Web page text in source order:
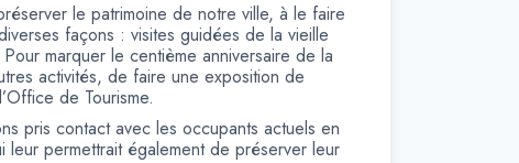
le patrimoine de notre ville, à le faire
façons : visites guidées de la vieille
marquer le centième anniversaire de la
activités, de faire une exposition de
de Tourisme.
pris contact avec les occupants actuels en
leur permettrait également de préserver leur